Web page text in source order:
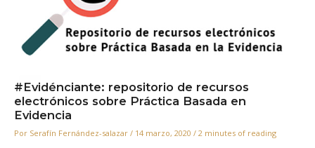
Práctica
Basada
En
La
Evidencia
Las
Herramientas
Para
El
Aprendizaje
De
La
#Evidénciante: repositorio de recursos
electrónicos sobre Práctica Basada en
Evidencia
Por Serafín Fernández-salazar / 14 marzo, 2020 / 2 minutes of reading